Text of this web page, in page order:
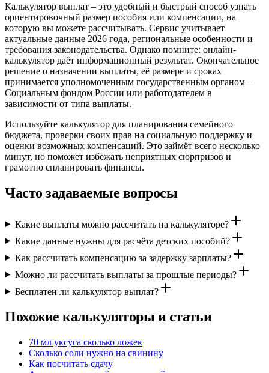
Калькулятор выплат – это удобный и быстрый способ узнать
ориентировочный размер пособия или компенсации, на
которую вы можете рассчитывать. Сервис учитывает
актуальные данные 2026 года, региональные особенности и
требования законодательства. Однако помните: онлайн-
калькулятор даёт информационный результат. Окончательное
решение о назначении выплаты, её размере и сроках
принимается уполномоченным государственным органом –
Социальным фондом России или работодателем в
зависимости от типа выплаты.
Используйте калькулятор для планирования семейного
бюджета, проверки своих прав на социальную поддержку и
оценки возможных компенсаций. Это займёт всего несколько
минут, но поможет избежать неприятных сюрпризов и
грамотно спланировать финансы.
Часто задаваемые вопросы
Какие выплаты можно рассчитать на калькуляторе?
Какие данные нужны для расчёта детских пособий?
Как рассчитать компенсацию за задержку зарплаты?
Можно ли рассчитать выплаты за прошлые периоды?
Бесплатен ли калькулятор выплат?
Похожие калькуляторы и статьи
70 мл уксуса сколько ложек
Сколько соли нужно на свинину
Как посчитать сдачу